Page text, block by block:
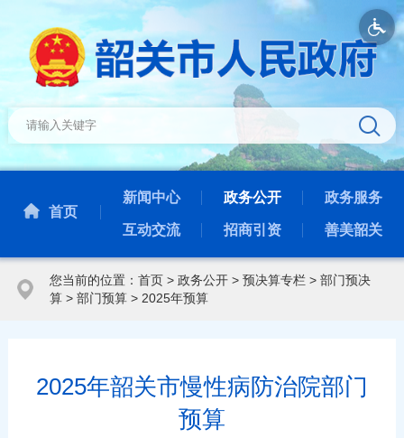
首页
新闻中心 政务公开 政务服务
互动交流 招商引资 善美韶关
您当前的位置： 首页> 政务公开> 预决算专栏> 部门预决
算> 部门预算> 2025年预算
2025年韶关市慢性病防治院部门
预算